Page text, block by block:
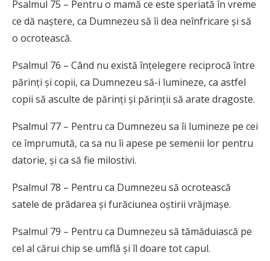
Psalmul 75 – Pentru o mamă ce este speriată în vreme
ce dă naștere, ca Dumnezeu să îi dea neînfricare și să
o ocrotească.
Psalmul 76 – Când nu există înțelegere reciprocă între
părinți și copii, ca Dumnezeu să-i lumineze, ca astfel
copii să asculte de părinți și părinții să arate dragoste.
Psalmul 77 – Pentru ca Dumnezeu sa îi lumineze pe cei
ce împrumută, ca sa nu îi apese pe semenii lor pentru
datorie, și ca să fie milostivi.
Psalmul 78 – Pentru ca Dumnezeu să ocrotească
satele de prădarea și furăciunea oștirii vrăjmașe.
Psalmul 79 – Pentru ca Dumnezeu să tămăduiască pe
cel al cărui chip se umflă și îl doare tot capul.